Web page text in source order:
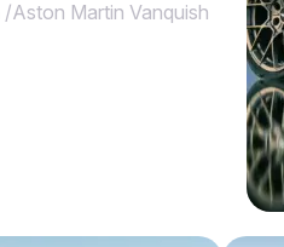
/Aston Martin Vanquish